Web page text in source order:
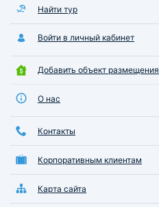
Найти тур
Войти в личный кабинет
Добавить объект размещения
О нас
Контакты
Корпоративным клиентам
Карта сайта